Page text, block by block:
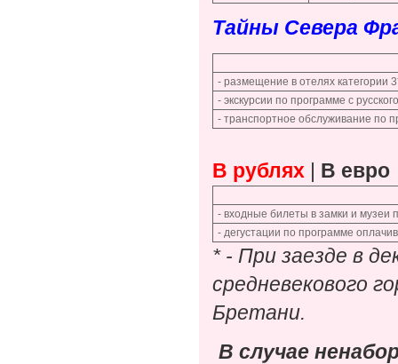
Тайны Севера
- размещение в отелях категории
- экскурсии по программе с
- транспортное обслуживание по
В рублях В евро
- входные билеты в замки и музеи
- дегустации по программе
* - При заезде в
средневекового
Бретани.
В случае